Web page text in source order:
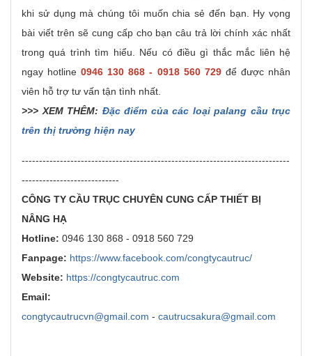
khi sử dụng mà chúng tôi muốn chia sẻ đến bạn. Hy vọng
bài viết trên sẽ cung cấp cho bạn câu trả lời chính xác nhất
trong quá trình tìm hiểu. Nếu có điều gì thắc mắc liên hệ
ngay hotline0946 130 868 - 0918 560 729để được nhân
viên hỗ trợ tư vấn tận tình nhất.
>>> XEM THÊM: Đặc điểm của các loại palang cầu trục
trên thị trường hiện nay
-----------------------------------------------------------------------------
----------------------------
CÔNG TY CẦU TRỤC CHUYÊN CUNG CẤP THIẾT BỊ
NÂNG HẠ
Hotline: 0946 130 868 - 0918 560 729
Fanpage: https://www.facebook.com/congtycautruc/
Website: https://congtycautruc.com
Email:
congtycautrucvn@gmail.com - cautrucsakura@gmail.com